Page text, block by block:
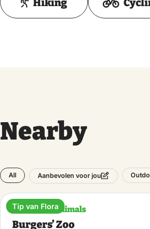
Hiking
Nearby
All Aanbevolen voor jou
Plants and animals
Burgers’ Zoo
Tip van Flora
Saturday
Sunday
Monday